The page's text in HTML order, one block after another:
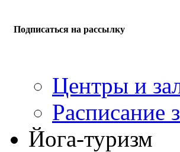
Подписаться на рассылку
Центры и
Расписание
Йога-туризм